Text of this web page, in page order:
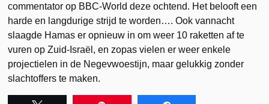
commentator op BBC-World deze ochtend. Het belooft een
harde en langdurige strijd te worden…. Ook vannacht
slaagde Hamas er opnieuw in om weer 10 raketten af te
vuren op Zuid-Israël, en zopas vielen er weer enkele
projectielen in de Negevwoestijn, maar gelukkig zonder
slachtoffers te maken.